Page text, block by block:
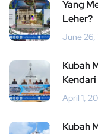
Yang
Leher?
June 26,
Kubah
Kendari
April 1,
Kubah